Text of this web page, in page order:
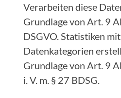
Verarbeiten diese
Grundlage von Art. 9
DSGVO. Statistiken
Datenkategorien
Grundlage von Art. 9
i. V. m. § 27 BDSG.